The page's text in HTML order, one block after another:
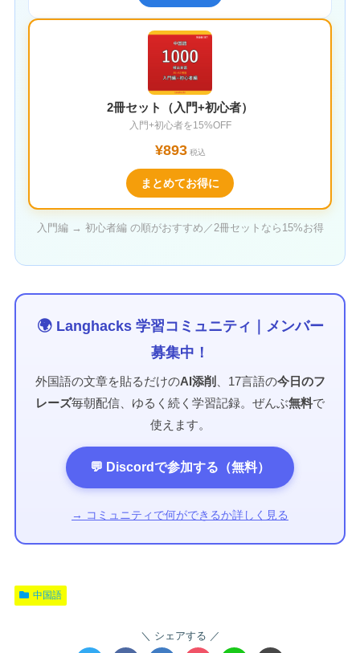
2冊セット（入門+初心者）
入門+初心者を15%OFF
¥893税込
まとめてお得に
入門編 → 初心者編 の順がおすすめ／2冊セットなら15%お得
🌍 Langhacks 学習コミュニティ｜メンバー
募集中！
外国語の文章を貼るだけのAI添削 、17言語の今日のフ
レーズ毎朝配信、ゆるく続く学習記録。ぜんぶ無料で
使えます。
💬 Discordで参加する（無料）
→ コミュニティで何ができるか詳しく見る
中国語
シェアする